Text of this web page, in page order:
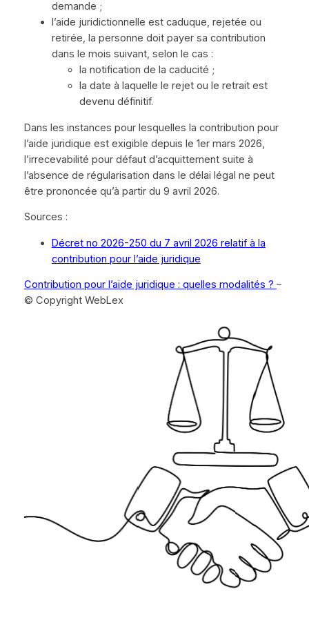
demande ;
l’aide juridictionnelle est caduque, rejetée ou
retirée, la personne doit payer sa contribution
dans le mois suivant, selon le cas :
la notification de la caducité ;
la date à laquelle le rejet ou le retrait est
devenu définitif.
Dans les instances pour lesquelles la contribution pour
l’aide juridique est exigible depuis le 1er mars 2026,
l’irrecevabilité pour défaut d’acquittement suite à
l’absence de régularisation dans le délai légal ne peut
être prononcée qu’à partir du 9 avril 2026.
Sources :
Décret no 2026-250 du 7 avril 2026 relatif à la
contribution pour l’aide juridique
Contribution pour l’aide juridique : quelles modalités ? –
© Copyright WebLex